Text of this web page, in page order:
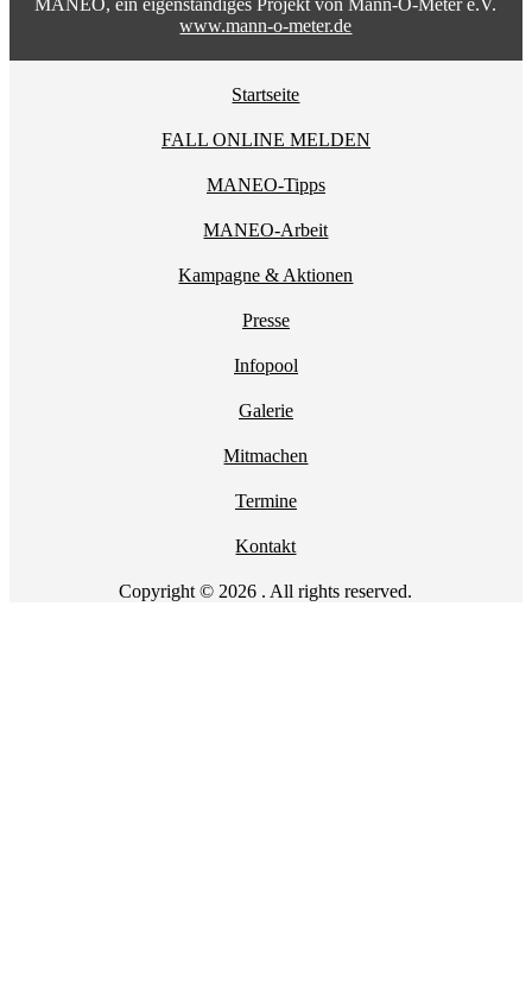
MANEO, ein eigenständiges Projekt von Mann-O-Meter e.V.
www.mann-o-meter.de
Startseite
FALL ONLINE MELDEN
MANEO-Tipps
MANEO-Arbeit
Kampagne & Aktionen
Presse
Infopool
Galerie
Mitmachen
Termine
Kontakt
Copyright © 2026 . All rights reserved.